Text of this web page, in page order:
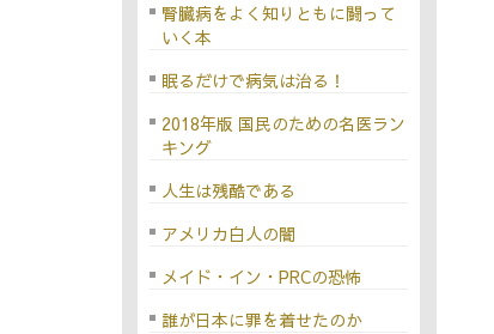
腎臓病をよく知りともに闘って
いく本
眠るだけで病気は治る！
2018年版 国民のための名医ラン
キング
人生は残酷である
アメリカ白人の闇
メイド・イン・PRCの恐怖
誰が日本に罪を着せたのか